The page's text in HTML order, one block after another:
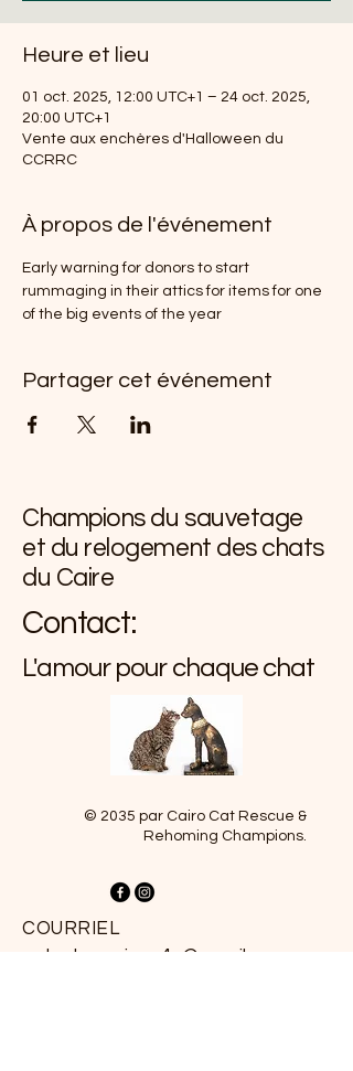
Heure et lieu
01 oct. 2025, 12:00 UTC+1 – 24 oct. 2025,
20:00 UTC+1
Vente aux enchères d'Halloween du
CCRRC
À propos de l'événement
Early warning for donors to start
rummaging in their attics for items for one
of the big events of the year
Partager cet événement
Champions du sauvetage
et du relogement des chats
du Caire
Contact:
L'amour pour chaque chat
© 2035 par Cairo Cat Rescue &
Rehoming Champions.
COURRIEL
catschampions4c@gmail.com